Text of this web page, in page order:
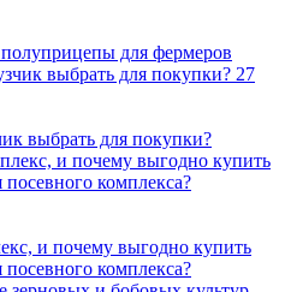
для фермеров
27
выбрать для покупки?
и почему выгодно купить
посевного комплекса?